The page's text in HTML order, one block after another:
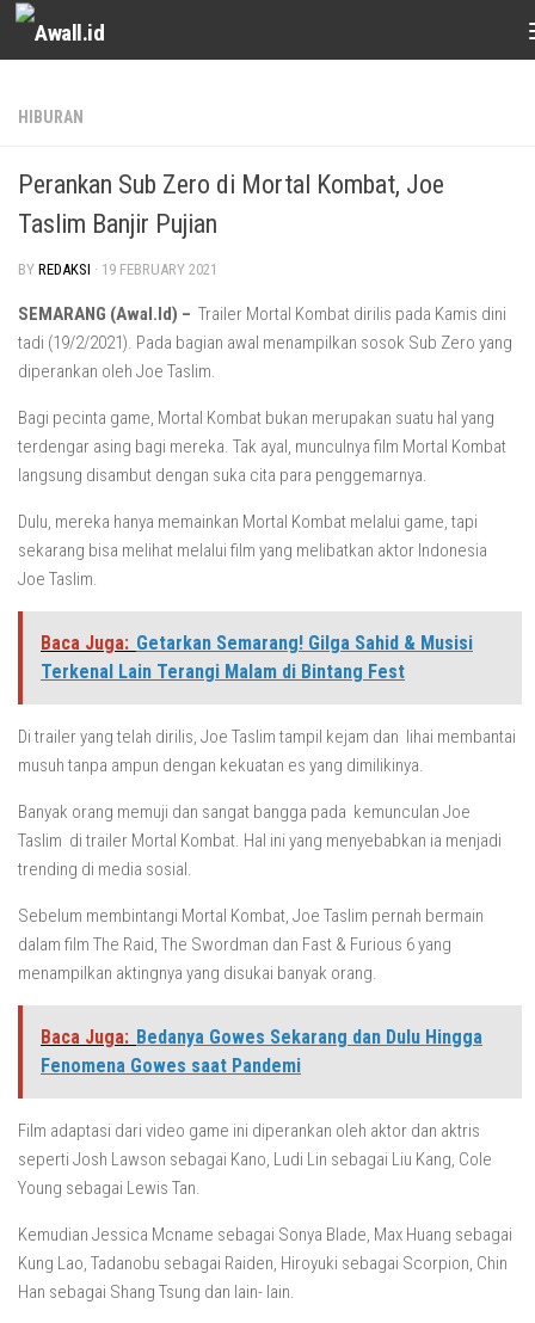
Skip to content
HIBURAN
Perankan Sub Zero di Mortal Kombat, Joe
Taslim Banjir Pujian
BY REDAKSI · 19 FEBRUARY 2021
SEMARANG (Awal.Id) – Trailer Mortal Kombat dirilis pada Kamis dini
tadi (19/2/2021). Pada bagian awal menampilkan sosok Sub Zero yang
diperankan oleh Joe Taslim.
Bagi pecinta game, Mortal Kombat bukan merupakan suatu hal yang
terdengar asing bagi mereka. Tak ayal, munculnya film Mortal Kombat
langsung disambut dengan suka cita para penggemarnya.
Dulu, mereka hanya memainkan Mortal Kombat melalui game, tapi
sekarang bisa melihat melalui film yang melibatkan aktor Indonesia
Joe Taslim.
Baca Juga: Getarkan Semarang! Gilga Sahid & Musisi
Terkenal Lain Terangi Malam di Bintang Fest
Di trailer yang telah dirilis, Joe Taslim tampil kejam dan lihai membantai
musuh tanpa ampun dengan kekuatan es yang dimilikinya.
Banyak orang memuji dan sangat bangga pada kemunculan Joe
Taslim di trailer Mortal Kombat. Hal ini yang menyebabkan ia menjadi
trending di media sosial.
Sebelum membintangi Mortal Kombat, Joe Taslim pernah bermain
dalam film The Raid, The Swordman dan Fast & Furious 6 yang
menampilkan aktingnya yang disukai banyak orang.
Baca Juga: Bedanya Gowes Sekarang dan Dulu Hingga
Fenomena Gowes saat Pandemi
Film adaptasi dari video game ini diperankan oleh aktor dan aktris
seperti Josh Lawson sebagai Kano, Ludi Lin sebagai Liu Kang, Cole
Young sebagai Lewis Tan.
Kemudian Jessica Mcname sebagai Sonya Blade, Max Huang sebagai
Kung Lao, Tadanobu sebagai Raiden, Hiroyuki sebagai Scorpion, Chin
Han sebagai Shang Tsung dan lain- lain.